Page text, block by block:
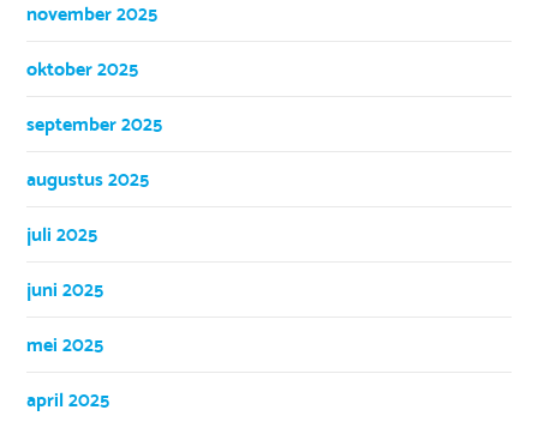
november 2025
oktober 2025
september 2025
augustus 2025
juli 2025
juni 2025
mei 2025
april 2025